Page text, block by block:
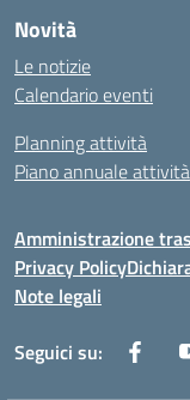
Novità
Le notizie
Calendario eventi
Planning attività
Piano annuale attività
Amministrazione
Privacy Policy
Note legali
Seguici su: